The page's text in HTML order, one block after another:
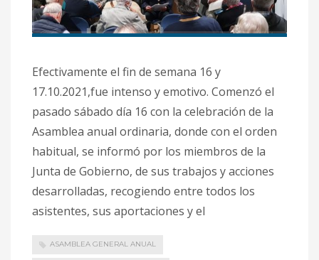
Efectivamente el fin de semana 16 y
17.10.2021,fue intenso y emotivo. Comenzó el
pasado sábado día 16 con la celebración de la
Asamblea anual ordinaria, donde con el orden
habitual, se informó por los miembros de la
Junta de Gobierno, de sus trabajos y acciones
desarrolladas, recogiendo entre todos los
asistentes, sus aportaciones y el
ASAMBLEA GENERAL ANUAL